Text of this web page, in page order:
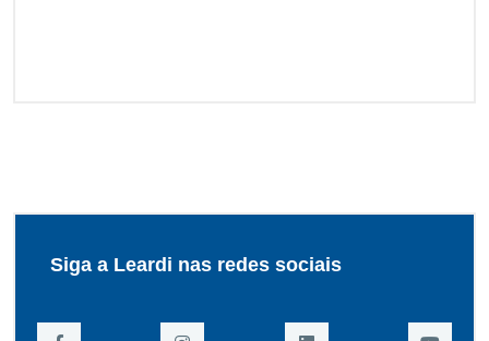
Siga a Leardi nas redes sociais